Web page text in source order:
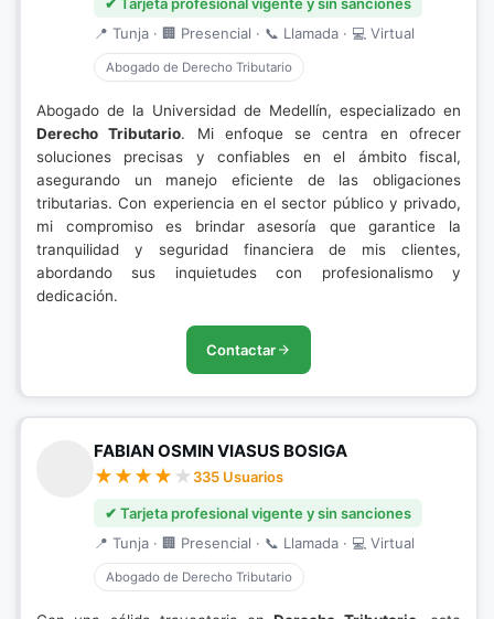
📍 Tunja · 🏢 Presencial · 📞 Llamada · 💻 Virtual
Abogado de Derecho Tributario
Abogado de la Universidad de Medellín, especializado en
Derecho Tributario. Mi enfoque se centra en ofrecer
soluciones precisas y confiables en el ámbito fiscal,
asegurando un manejo eficiente de las obligaciones
tributarias. Con experiencia en el sector público y privado,
mi compromiso es brindar asesoría que garantice la
tranquilidad y seguridad financiera de mis clientes,
abordando sus inquietudes con profesionalismo y
dedicación.
Contactar
FABIAN OSMIN VIASUS BOSIGA
335 Usuarios
✔ Tarjeta profesional vigente y sin sanciones
📍 Tunja · 🏢 Presencial · 📞 Llamada · 💻 Virtual
Abogado de Derecho Tributario